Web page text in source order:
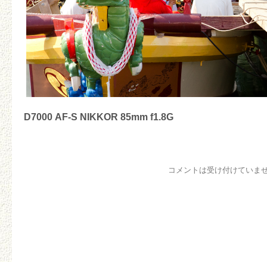
D7000 AF-S NIKKOR 85mm f1.8G
コメントは受け付けていま